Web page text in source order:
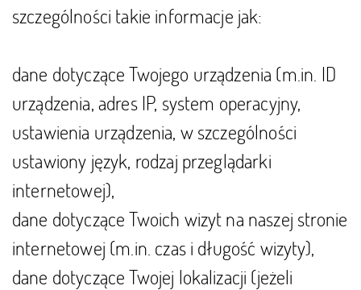
szczególności takie informacje jak:
dane dotyczące Twojego urządzenia (m.in. ID
urządzenia, adres IP, system operacyjny,
ustawienia urządzenia, w szczególności
ustawiony język, rodzaj przeglądarki
internetowej),
dane dotyczące Twoich wizyt na naszej stronie
internetowej (m.in. czas i długość wizyty),
dane dotyczące Twojej lokalizacji (jeżeli